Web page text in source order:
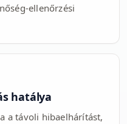
ellenőrzési
hatálya
a távoli hibaelhárítást,